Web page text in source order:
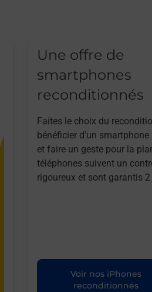
Une offre de
smartphones
reconditionnés
Faites le choix du
bénéficier d’un
et faire un geste pour la
téléphones suivent un
rigoureux et sont garantis 2
Voir nos iPhones
reconditionnés